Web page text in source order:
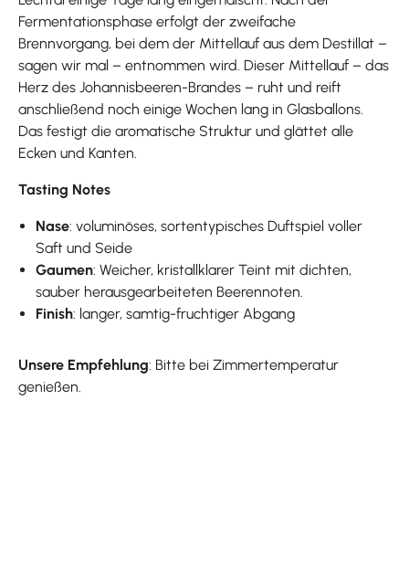
Fermentationsphase erfolgt der zweifache
Brennvorgang, bei dem der Mittellauf aus dem Destillat –
sagen wir mal – entnommen wird. Dieser Mittellauf – das
Herz des Johannisbeeren-Brandes – ruht und reift
anschließend noch einige Wochen lang in Glasballons.
Das festigt die aromatische Struktur und glättet alle
Ecken und Kanten.
Tasting Notes
Nase: voluminöses, sortentypisches Duftspiel voller
Saft und Seide
Gaumen: Weicher, kristallklarer Teint mit dichten,
sauber herausgearbeiteten Beerennoten.
Finish: langer, samtig-fruchtiger Abgang
Unsere Empfehlung: Bitte bei Zimmertemperatur
genießen.